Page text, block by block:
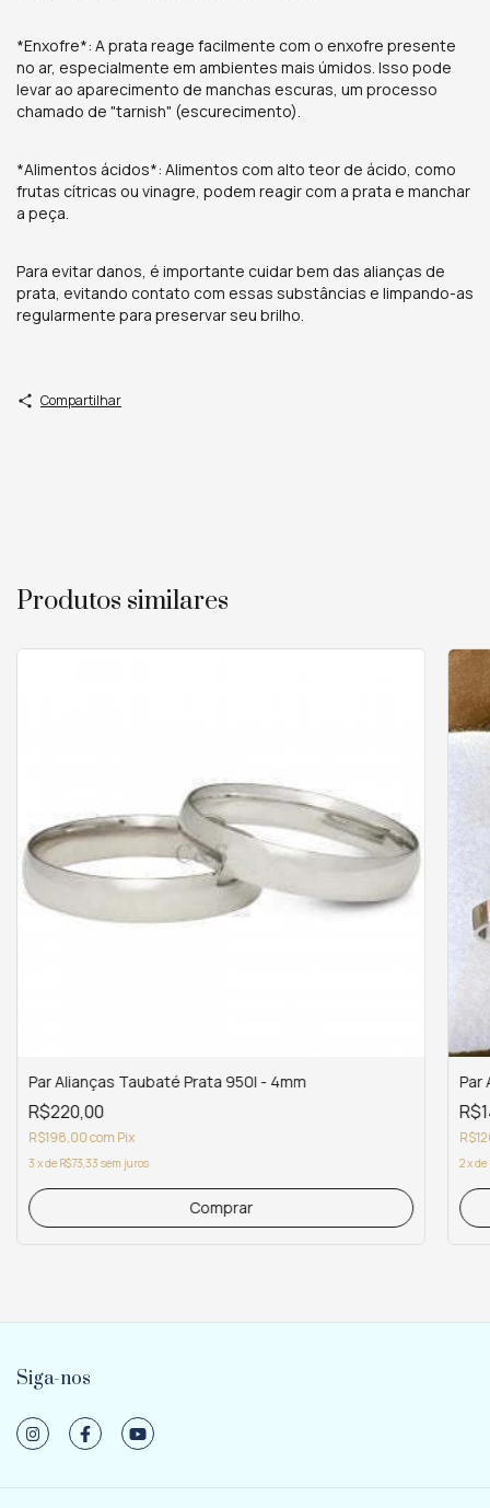
*Enxofre*: A prata reage facilmente com o enxofre presente
no ar, especialmente em ambientes mais úmidos. Isso pode
levar ao aparecimento de manchas escuras, um processo
chamado de "tarnish" (escurecimento).
*Alimentos ácidos*: Alimentos com alto teor de ácido, como
frutas cítricas ou vinagre, podem reagir com a prata e manchar
a peça.
Para evitar danos, é importante cuidar bem das alianças de
prata, evitando contato com essas substâncias e limpando-as
regularmente para preservar seu brilho.
Compartilhar
Produtos similares
Par Alianças Taubaté Prata 950l - 4mm
R$220,00
R$198,00comPix
3xdeR$73,33sem juros
Par
2xde
Siga-nos